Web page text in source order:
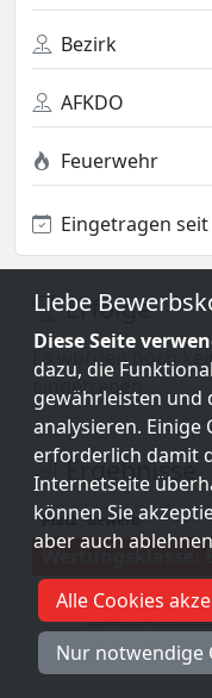
Bezirk
AFKDO
Feuerwehr
Eingetragen seit
Erfolge
Es wurden noch
eingetragen.
Ergebnisse
Platz Bewerb
Wertungsklasse:
10
3.Schotterguben-
Kuppelcup
Liebe
Diese Seite
dazu, die
gewährleisten und
analysieren. Einige
erforderlich damit
Internetseite
können Sie
aber auch
Alle Cookies
Nur notwendige